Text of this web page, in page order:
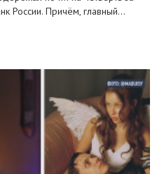
России. Причём, главный…